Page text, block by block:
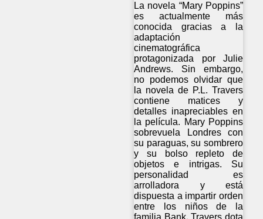
La novela “Mary Poppins”
es actualmente más
conocida gracias a la
adaptación
cinematográfica
protagonizada por Julie
Andrews. Sin embargo,
no podemos olvidar que
la novela de P.L. Travers
contiene matices y
detalles inapreciables en
la película. Mary Poppins
sobrevuela Londres con
su paraguas, su sombrero
y su bolso repleto de
objetos e intrigas. Su
personalidad es
arrolladora y está
dispuesta a impartir orden
entre los niños de la